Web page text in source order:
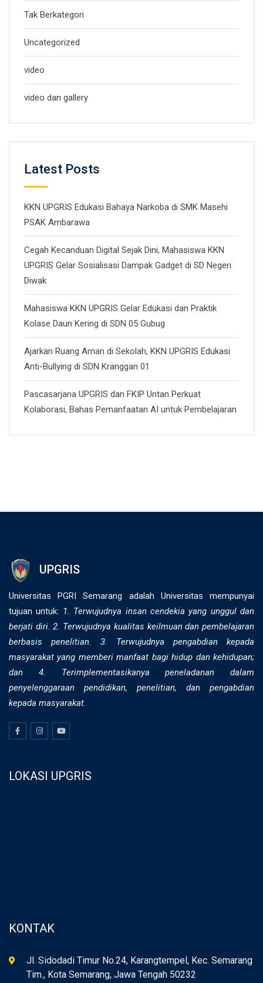
Tak Berkategori
Uncategorized
video
video dan gallery
Latest Posts
KKN UPGRIS Edukasi Bahaya Narkoba di SMK Masehi
PSAK Ambarawa
Cegah Kecanduan Digital Sejak Dini, Mahasiswa KKN
UPGRIS Gelar Sosialisasi Dampak Gadget di SD Negeri
Diwak
Mahasiswa KKN UPGRIS Gelar Edukasi dan Praktik
Kolase Daun Kering di SDN 05 Gubug
Ajarkan Ruang Aman di Sekolah, KKN UPGRIS Edukasi
Anti-Bullying di SDN Kranggan 01
Pascasarjana UPGRIS dan FKIP Untan Perkuat
Kolaborasi, Bahas Pemanfaatan AI untuk Pembelajaran
UPGRIS
Universitas PGRI Semarang adalah Universitas mempunyai
tujuan untuk: 1. Terwujudnya insan cendekia yang unggul dan
berjati diri. 2. ⁠Terwujudnya kualitas keilmuan dan pembelajaran
berbasis penelitian. 3. Terwujudnya pengabdian kepada
masyarakat yang memberi manfaat bagi hidup dan kehidupan;
dan 4. Terimplementasikanya peneladanan dalam
penyelenggaraan pendidikan, penelitian, dan pengabdian
kepada masyarakat.
LOKASI UPGRIS
KONTAK
Jl. Sidodadi Timur No.24, Karangtempel, Kec. Semarang
Tim., Kota Semarang, Jawa Tengah 50232